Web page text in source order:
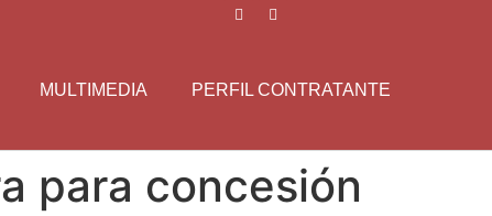
MULTIMEDIA PERFIL CONTRATANTE
para concesión